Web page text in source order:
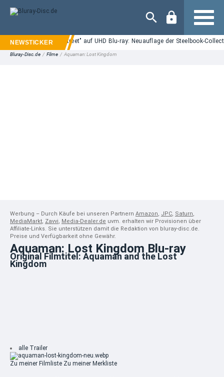
Navigation
"Nightmare on Elm Street" auf UHD Blu-ray: Neuauflage der Steelbook-
Bluray-Disc.de / Filme / Aquaman: Lost Kingdom
Werbung – Durch Käufe bei unseren Partnern Amazon, JPC, Saturn,
MediaMarkt, Zavvi, Media-Dealer.de uvm. erhalten wir Provisionen über
Affiliate-Links. Sie unterstützen damit die Redaktion von bluray-disc.de.
Preise und Verfügbarkeit ohne Gewähr.
Aquaman: Lost Kingdom Blu-ray
Original Filmtitel: Aquaman and the Lost
Kingdom
alle Trailer
Zu meiner Filmliste Zu meiner Merkliste